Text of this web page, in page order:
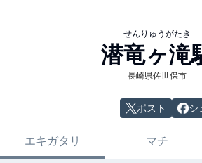
せんりゅうがたき
潜竜ヶ滝
長崎県佐世保市
ポスト シ
エキガタリ マチ